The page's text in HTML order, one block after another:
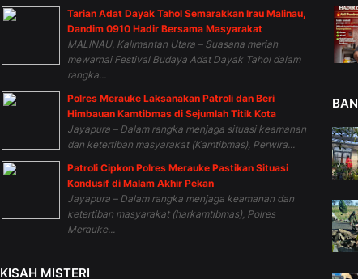
Tarian Adat Dayak Tahol Semarakkan Irau Malinau,
Dandim 0910 Hadir Bersama Masyarakat
MALINAU, Kalimantan Utara – Suasana meriah
mewarnai Festival Budaya Adat Dayak Tahol dalam
rangka...
Polres Merauke Laksanakan Patroli dan Beri
Himbauan Kamtibmas di Sejumlah Titik Kota
Jayapura – Dalam rangka menjaga situasi keamanan
dan ketertiban masyarakat (Kamtibmas), Perwira...
Patroli Cipkon Polres Merauke Pastikan Situasi
Kondusif di Malam Akhir Pekan
Jayapura – Dalam rangka menjaga keamanan dan
ketertiban masyarakat (harkamtibmas), Polres
Merauke...
KISAH MISTERI